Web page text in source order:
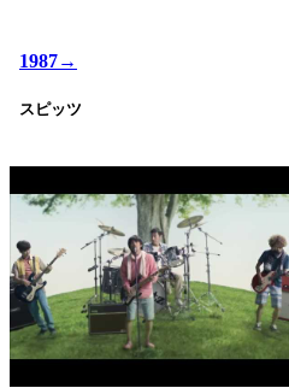
1987→
スピッツ